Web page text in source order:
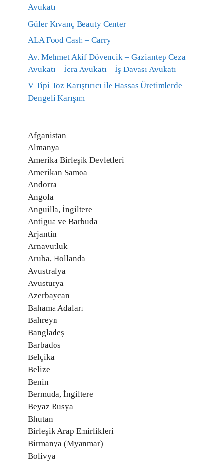
Avukatı
Güler Kıvanç Beauty Center
ALA Food Cash – Carry
Av. Mehmet Akif Dövencik – Gaziantep Ceza
Avukatı – İcra Avukatı – İş Davası Avukatı
V Tipi Toz Karıştırıcı ile Hassas Üretimlerde
Dengeli Karışım
Afganistan
Almanya
Amerika Birleşik Devletleri
Amerikan Samoa
Andorra
Angola
Anguilla, İngiltere
Antigua ve Barbuda
Arjantin
Arnavutluk
Aruba, Hollanda
Avustralya
Avusturya
Azerbaycan
Bahama Adaları
Bahreyn
Bangladeş
Barbados
Belçika
Belize
Benin
Bermuda, İngiltere
Beyaz Rusya
Bhutan
Birleşik Arap Emirlikleri
Birmanya (Myanmar)
Bolivya